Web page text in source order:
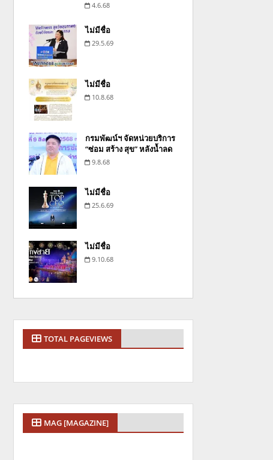
4.6.68
ไม่มีชื่อ
29.5.69
ไม่มีชื่อ
10.8.68
กรมพัฒน์ฯ จัดหน่วยบริการ
“ซ่อม สร้าง สุข” หลังน้ำลด
9.8.68
ไม่มีชื่อ
25.6.69
ไม่มีชื่อ
9.10.68
TOTAL PAGEVIEWS
MAG [MAGAZINE]